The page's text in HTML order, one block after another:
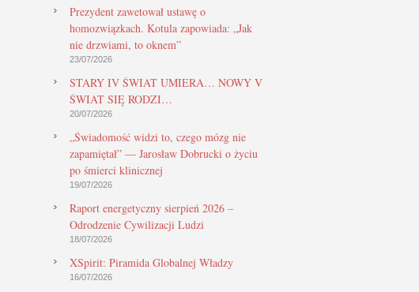
Prezydent zawetował ustawę o
homozwiązkach. Kotula zapowiada: „Jak
nie drzwiami, to oknem”
23/07/2026
STARY IV ŚWIAT UMIERA… NOWY V
ŚWIAT SIĘ RODZI…
20/07/2026
„Świadomość widzi to, czego mózg nie
zapamiętał” — Jarosław Dobrucki o życiu
po śmierci klinicznej
19/07/2026
Raport energetyczny sierpień 2026 –
Odrodzenie Cywilizacji Ludzi
18/07/2026
XSpirit: Piramida Globalnej Władzy
16/07/2026